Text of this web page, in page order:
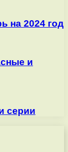
на 2024 год
и
серии